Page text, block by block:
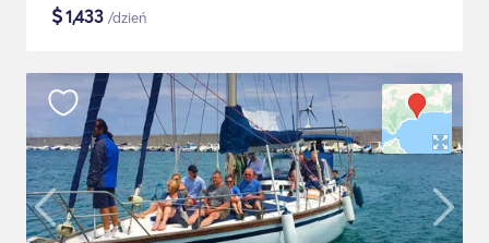
$1,433 /dzień